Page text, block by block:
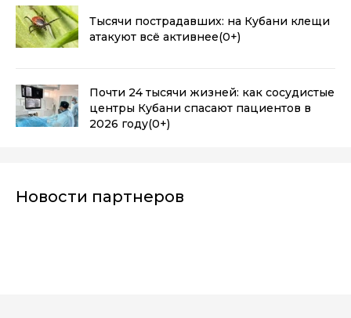
Тысячи пострадавших: на Кубани клещи
атакуют всё активнее(0+)
Почти 24 тысячи жизней: как сосудистые
центры Кубани спасают пациентов в
2026 году(0+)
Новости партнеров